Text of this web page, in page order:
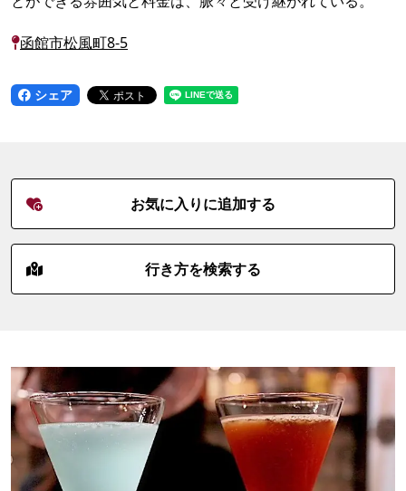
函館市松風町8-5
シェア
お気に入りに追加する
行き方を検索する